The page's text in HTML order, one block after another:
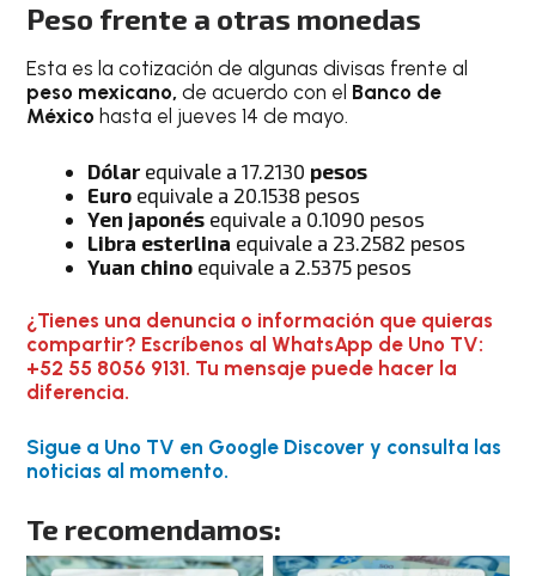
Peso frente a otras monedas
Esta es la cotización de algunas divisas frente al
peso mexicano, de acuerdo con el Banco de
México hasta el jueves 14 de mayo.
Dólar equivale a 17.2130 pesos
Euro equivale a 20.1538 pesos
Yen japonés equivale a 0.1090 pesos
Libra esterlina equivale a 23.2582 pesos
Yuan chino equivale a 2.5375 pesos
¿Tienes una denuncia o información que quieras
compartir? Escríbenos al WhatsApp de Uno TV:
+52 55 8056 9131. Tu mensaje puede hacer la
diferencia.
Sigue a Uno TV en Google Discover y consulta las
noticias al momento.
Te recomendamos: